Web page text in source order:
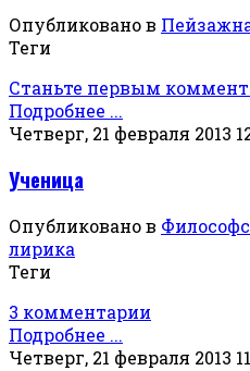
Опубликовано в
Теги
Станьте первым
Подробнее ...
Четверг, 21 февраля 2013
Ученица
Опубликовано в
лирика
Теги
3 комментарии
Подробнее ...
Четверг, 21 февраля 2013